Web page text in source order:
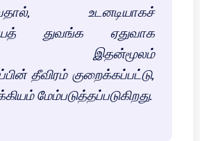
உடனடியாகச்
துவங்க ஏதுவாக
இதன்மூலம்
தீவிரம் குறைக்கப்பட்டு,
மேம்படுத்தப்படுகிறது.